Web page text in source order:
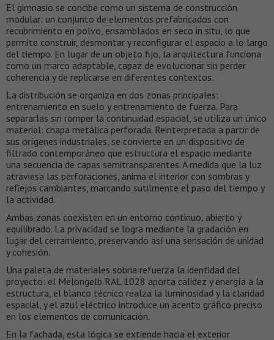
El gimnasio se concibe como un sistema de construcción
modular: un conjunto de elementos prefabricados con
recubrimiento en polvo, ensamblados en seco in situ, lo que
permite construir, desmontar y reconfigurar el espacio a lo largo
del tiempo. En lugar de un objeto fijo, la arquitectura funciona
como un marco adaptable, capaz de evolucionar sin perder
coherencia y de replicarse en diferentes contextos.
La distribución se organiza en dos zonas principales:
entrenamiento en suelo y entrenamiento de fuerza. Para
separarlas sin romper la continuidad espacial, se utiliza un único
material: chapa metálica perforada. Reinterpretada a partir de
sus orígenes industriales, se convierte en un dispositivo de
filtrado contemporáneo que estructura el espacio mediante
una secuencia de capas semitransparentes. A medida que la luz
atraviesa las perforaciones, anima el interior con sombras y
reflejos cambiantes, marcando sutilmente el paso del tiempo y
la actividad.
Ambas zonas coexisten en un entorno continuo, abierto y
equilibrado. La privacidad se logra mediante la gradación en
lugar del cerramiento, preservando así una sensación de unidad
y cohesión.
Una paleta de materiales sobria refuerza la identidad del
proyecto: el Melongelb RAL 1028 aporta calidez y energía a la
estructura, el blanco técnico realza la luminosidad y la claridad
espacial, y el azul eléctrico introduce un acento gráfico preciso
en los elementos de comunicación.
En la fachada, esta lógica se extiende hacia el exterior